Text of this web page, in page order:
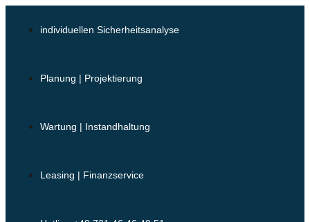
springenindividuellen Sicherheitsanalyse
Planung | Projektierung
Wartung | Instandhaltung
Leasing | Finanzservice